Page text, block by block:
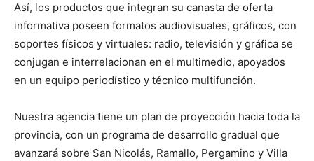
Así, los productos que integran su canasta de oferta
informativa poseen formatos audiovisuales, gráficos, con
soportes físicos y virtuales: radio, televisión y gráfica se
conjugan e interrelacionan en el multimedio, apoyados
en un equipo periodístico y técnico multifunción.
Nuestra agencia tiene un plan de proyección hacia toda la
provincia, con un programa de desarrollo gradual que
avanzará sobre San Nicolás, Ramallo, Pergamino y Villa